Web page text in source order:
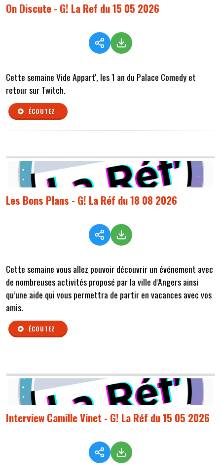
On Discute - G! La Ref du 15 05 2026
Cette semaine Vide Appart', les 1 an du Palace Comedy et
retour sur Twitch.
ÉCOUTEZ
Les Bons Plans - G! La Réf du 18 08 2026
Cette semaine vousallez pouvoir découvrir un événement avec
de nombreuses activités proposé par la ville d’Angers ainsi
qu’une aide qui vous permettra de partir en vacances avec vos
amis.
ÉCOUTEZ
Interview Camille Vinet - G! La Réf du 15 05 2026